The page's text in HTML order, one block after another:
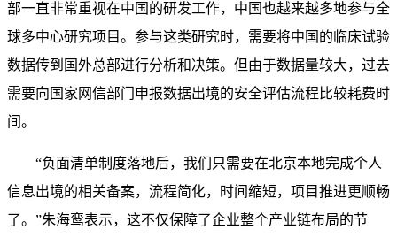
部一直非常重视在中国的研发工作，中国也越来越多地参与全
球多中心研究项目。参与这类研究时，需要将中国的临床试验
数据传到国外总部进行分析和决策。但由于数据量较大，过去
需要向国家网信部门申报数据出境的安全评估流程比较耗费时
间。
“负面清单制度落地后，我们只需要在北京本地完成个人
信息出境的相关备案，流程简化，时间缩短，项目推进更顺畅
了。”朱海鸾表示，这不仅保障了企业整个产业链布局的节